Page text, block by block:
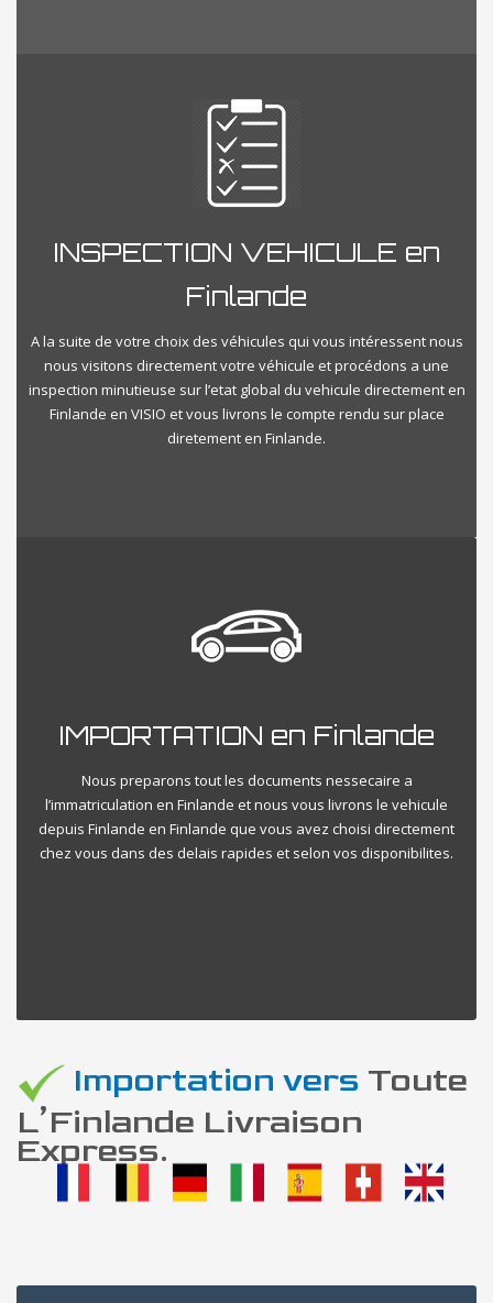
INSPECTION VEHICULE en
Finlande
A la suite de votre choix des véhicules qui vous intéressent nous
nous visitons directement votre véhicule et procédons a une
inspection minutieuse sur l’etat global du vehicule directement en
Finlande en VISIO et vous livrons le compte rendu sur place
diretement en Finlande.
IMPORTATION en Finlande
Nous preparons tout les documents nessecaire a
l’immatriculation en Finlande et nous vous livrons le vehicule
depuis Finlande en Finlande que vous avez choisi directement
chez vous dans des delais rapides et selon vos disponibilites.
Importation vers Toute
L’Finlande Livraison
Express.